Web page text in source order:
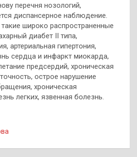
перечня нозологий,
диспансерное наблюдение.
широко распространенные
диабет II типа,
артериальная гипертония,
сердца и инфаркт миокарда,
предсердий, хроническая
острое нарушение
хроническая
легких, язвенная болезнь.